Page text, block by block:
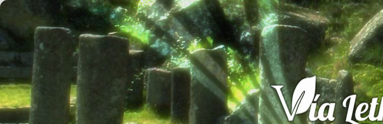
Saltar al contenido